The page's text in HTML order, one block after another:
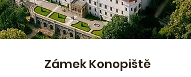
Zámek Konopiště